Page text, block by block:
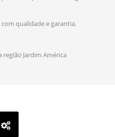
qualidade e garantia.
Jardim América